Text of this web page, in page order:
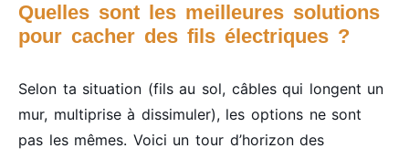
Quelles sont les meilleures solutions
pour cacher des fils électriques ?
Selon ta situation (fils au sol, câbles qui longent un
mur, multiprise à dissimuler), les options ne sont
pas les mêmes. Voici un tour d’horizon des